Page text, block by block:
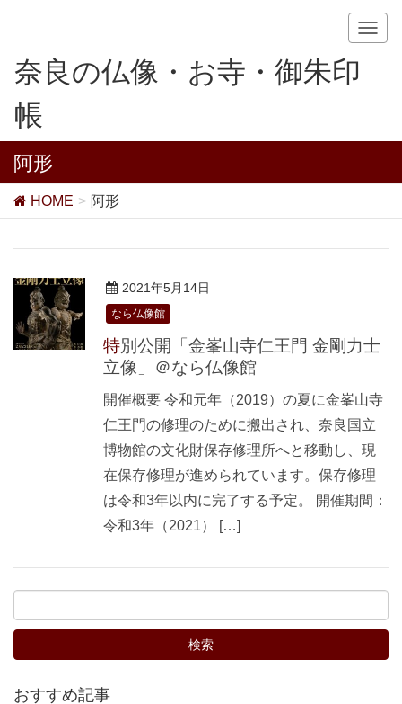
T
v
a
奈良の仏像・お寺・御朱印
帳
阿形
HOME 阿形
2021年5月14日
なら仏像館
特別公開「金峯山寺仁王門 金剛力士
立像」＠なら仏像館
開催概要 令和元年（2019）の夏に金峯山寺
仁王門の修理のために搬出され、奈良国立
博物館の文化財保存修理所へと移動し、現
在保存修理が進められています。保存修理
は令和3年以内に完了する予定。 開催期間：
令和3年（2021） […]
おすすめ記事